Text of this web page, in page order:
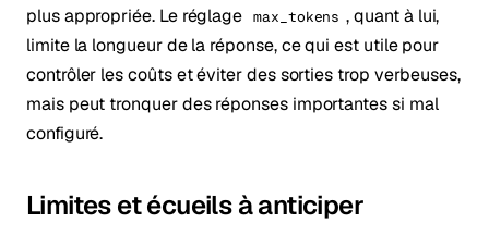
plus appropriée. Le réglage max_tokens , quant à lui,
limite la longueur de la réponse, ce qui est utile pour
contrôler les coûts et éviter des sorties trop verbeuses,
mais peut tronquer des réponses importantes si mal
configuré.
Limites et écueils à anticiper